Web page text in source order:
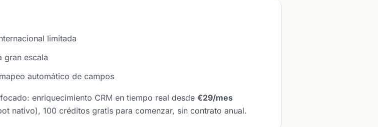
limitada
gran escala
automático de campos
enriquecimiento CRM en tiempo real desde €29/mes
nativo), 100 créditos gratis para comenzar, sin contrato anual.